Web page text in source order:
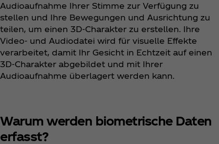
Audioaufnahme Ihrer Stimme zur Verfügung zu
stellen und Ihre Bewegungen und Ausrichtung zu
teilen, um einen 3D-Charakter zu erstellen. Ihre
Video- und Audiodatei wird für visuelle Effekte
verarbeitet, damit Ihr Gesicht in Echtzeit auf einen
3D-Charakter abgebildet und mit Ihrer
Audioaufnahme überlagert werden kann.
Warum werden biometrische Daten
erfasst?